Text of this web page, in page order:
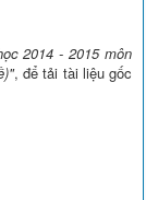
2014 - 2015 môn
, để tải tài liệu gốc